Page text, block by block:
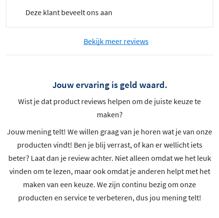
Deze klant beveelt ons aan
Bekijk meer reviews
Jouw ervaring is geld waard.
Wist je dat product reviews helpen om de juiste keuze te
maken?
Jouw mening telt! We willen graag van je horen wat je van onze
producten vindt! Ben je blij verrast, of kan er wellicht iets
beter? Laat dan je review achter. Niet alleen omdat we het leuk
vinden om te lezen, maar ook omdat je anderen helpt met het
maken van een keuze. We zijn continu bezig om onze
producten en service te verbeteren, dus jou mening telt!